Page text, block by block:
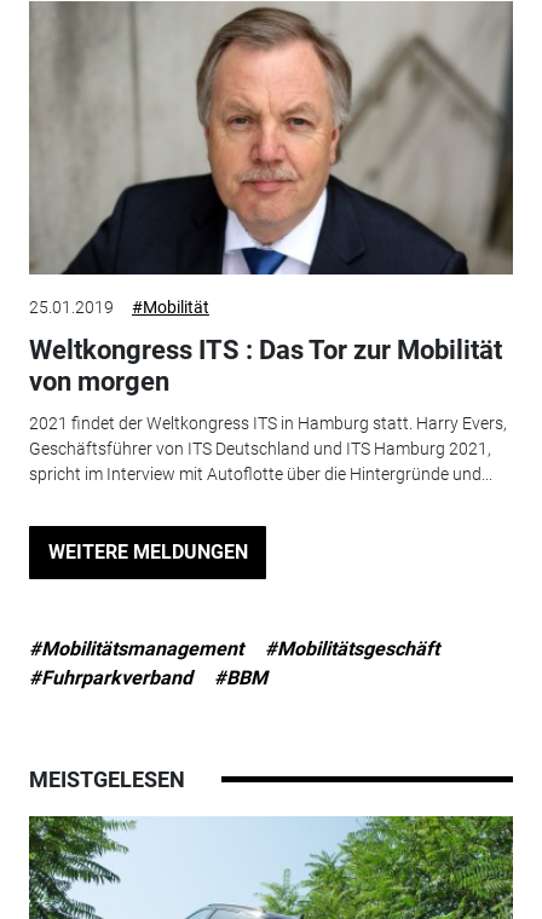
25.01.2019 #Mobilität
Weltkongress ITS : Das Tor zur Mobilität
von morgen
2021 findet der Weltkongress ITS in Hamburg statt. Harry Evers,
Geschäftsführer von ITS Deutschland und ITS Hamburg 2021,
spricht im Interview mit Autoflotte über die Hintergründe und...
WEITERE MELDUNGEN
#Mobilitätsmanagement
#Mobilitätsgeschäft
#Fuhrparkverband
#BBM
MEISTGELESEN